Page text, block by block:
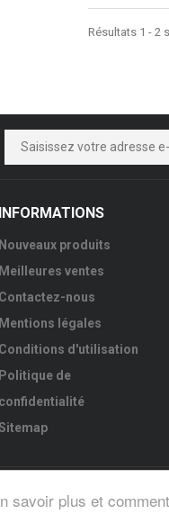
savoir plus et
Résultats 1 - 2
INFORMATIONS
Nouveaux produits
Meilleures ventes
Contactez-nous
Mentions légales
Conditions d'utilisation
Politique de
confidentialité